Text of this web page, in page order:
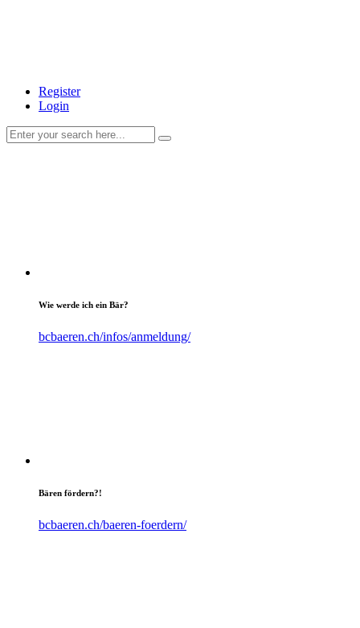
Register
Login
Wie werde ich ein Bär?
bcbaeren.ch/infos/anmeldung/
Bären fördern?!
bcbaeren.ch/baeren-foerdern/